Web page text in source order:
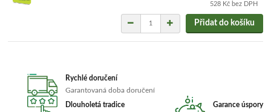
528 Kč bez DPH
Přidat do košíku
Rychlé doručení
Garantovaná doba doručení
Dlouholetá tradice
Garance úspory